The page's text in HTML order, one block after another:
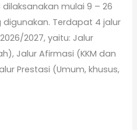
dilaksanakan mulai 9 – 26
digunakan. Terdapat 4 jalur
2027, yaitu: Jalur
Jalur Afirmasi (KKM dan
Prestasi (Umum, khusus,